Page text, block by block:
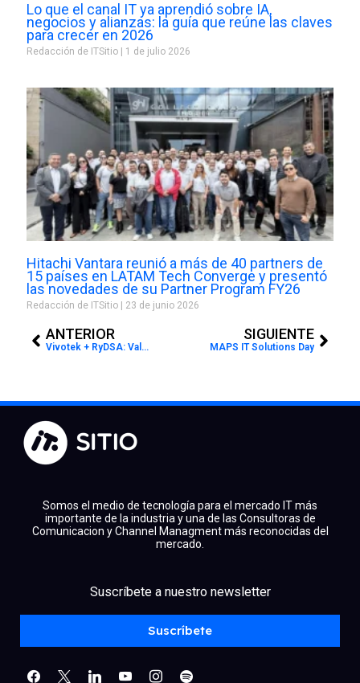
Lo que el canal IT ya aprendió sobre IA,
negocios y alianzas: la guía que reúne las claves
para crecer en 2026
Redacción de ITSitio 1 de julio 2026
Hitachi Vantara reunió a más de 40 partners de
15 países en LATAM Tech Converge y presentó
las novedades de su Partner Program FY26
Redacción de ITSitio 23 de junio 2026
ANTERIOR
Vivotek + RyDSA: Valor asegurado
SIGUIENTE
MAPS IT Solutions Day
Somos el medio de tecnología para el mercado IT más
importante de la industria y una de las Consultoras de
Comunicacion y Channel Managment más reconocidas del
mercado.
Suscríbete a nuestro newsletter
Suscríbete
linkedinyoutubeinstagram
spotify